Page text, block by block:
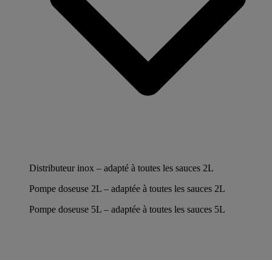
Distributeur inox – adapté à toutes les sauces 2L
Pompe doseuse 2L – adaptée à toutes les sauces 2L
Pompe doseuse 5L – adaptée à toutes les sauces 5L